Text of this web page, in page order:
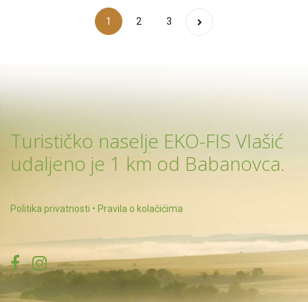
Brojevi stranica objava
1 2 3
Turističko naselje EKO-FIS Vlašić
udaljeno je 1 km od Babanovca.
Politika privatnosti • Pravila o kolačićima